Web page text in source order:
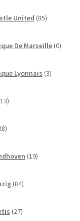
United 85izdelkov
De Marseille 0
Lyonnais 3izdelki
13izdelkov
izdelkov
19izdelkov
84izdelkov
27izdelkov